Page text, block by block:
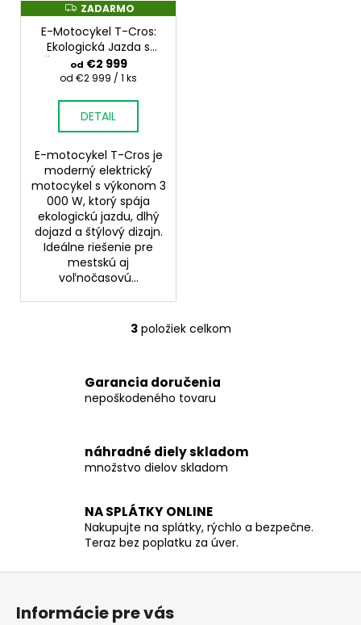
Z
A
D
A
R
M
O
ZADARMO
E-Motocykel T-Cros:
Ekologická Jazda s
Štýlom | Inovatívny
Elektrický Motocykel
od €2 999
Jednotková
od €2 999 / 1 ks
DETAIL
E-motocykel T-Cros je
moderný elektrický
motocykel s výkonom 3
000 W, ktorý spája
ekologickú jazdu, dlhý
dojazd a štýlový dizajn.
Ideálne riešenie pre
mestskú aj
voľnočasovú...
O
á
d
c
i
e
r
v
k
y
3položiek celkom
Garancia doručenia
nepoškodeného tovaru
náhradné diely skladom
množstvo dielov skladom
NA SPLÁTKY ONLINE
Nakupujte na splátky, rýchlo a bezpečne.
Teraz bez poplatku za úver.
Z
Informácie pre vás